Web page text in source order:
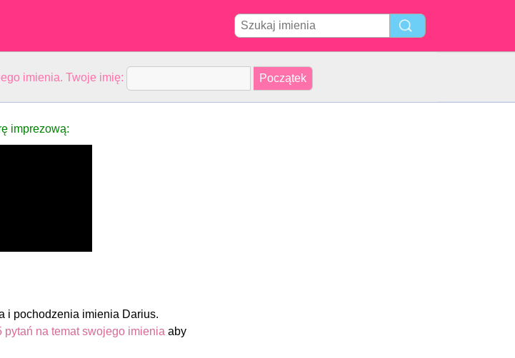
imienia. Twoje imię:
imprezową:
i pochodzenia imienia Darius.
pytań na temat swojego imienia aby